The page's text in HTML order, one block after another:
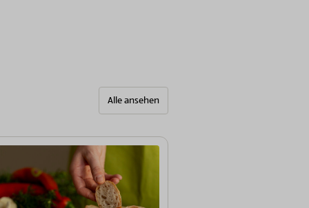
Alle ansehen